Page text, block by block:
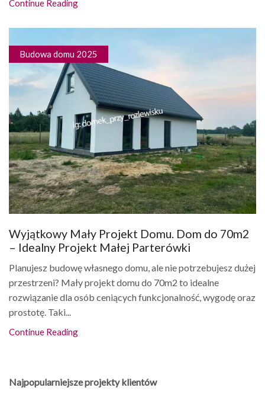
Continue Reading
Budowa domu 2025
Wyjątkowy Mały Projekt Domu. Dom do 70m2
– Idealny Projekt Małej Parterówki
Planujesz budowę własnego domu, ale nie potrzebujesz dużej
przestrzeni? Mały projekt domu do 70m2 to idealne
rozwiązanie dla osób ceniących funkcjonalność, wygodę oraz
prostotę. Taki...
Continue Reading
Najpopularniejsze projekty klientów